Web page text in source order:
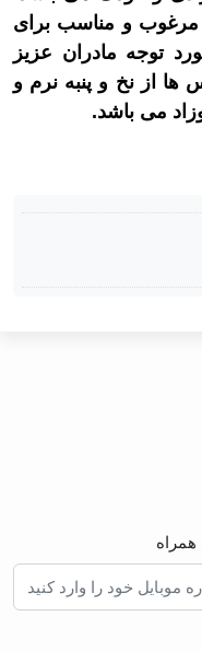
و مناسب برای
توجه مادران عزیز
از نخ و پنبه نرم و
می باشد.